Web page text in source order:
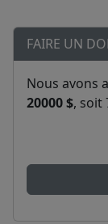
FAIRE UN
Nous avons
20000 $, soit